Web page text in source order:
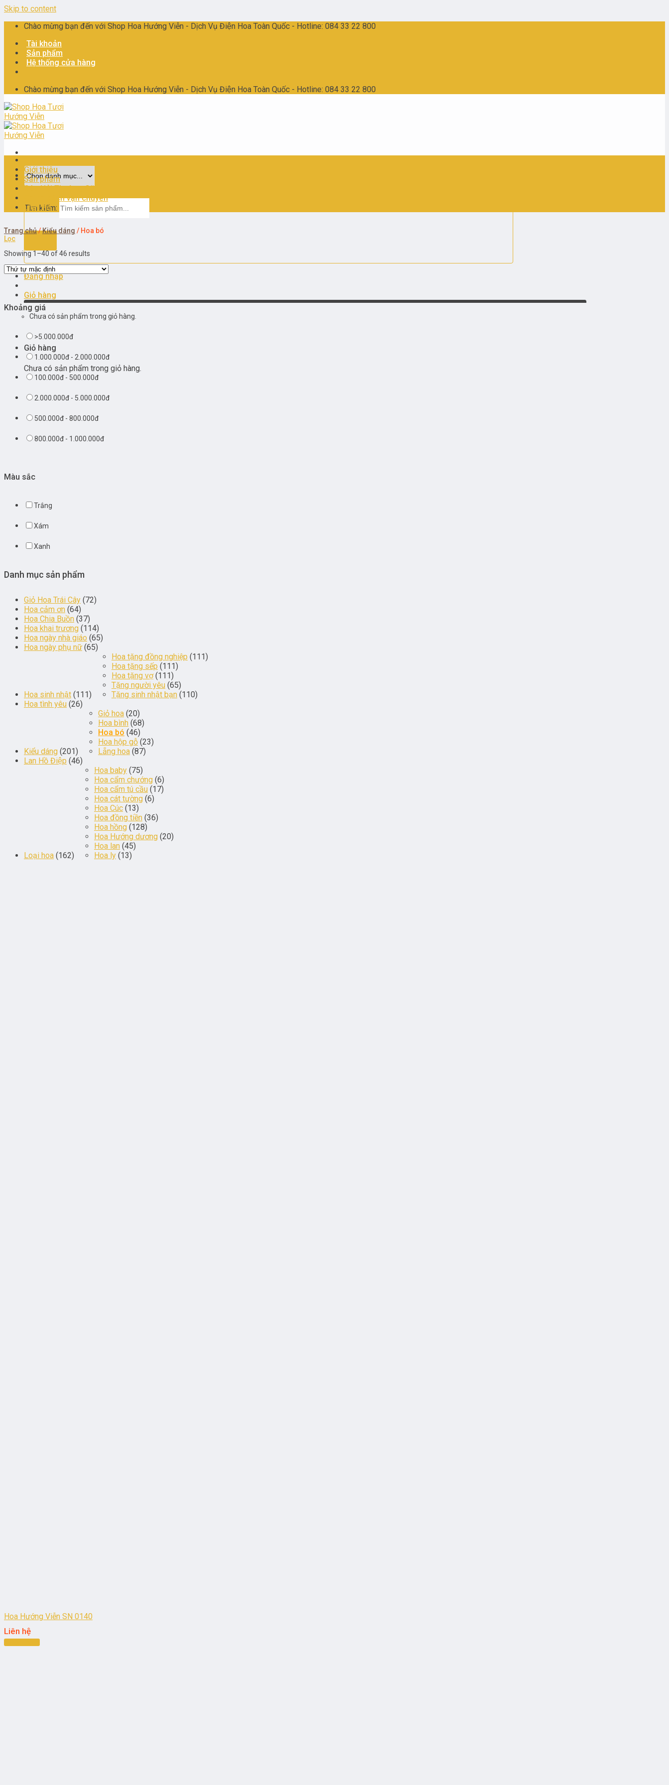
Skip to content
Chào mừng bạn đến với Shop Hoa Hướng Viễn - Dịch Vụ Điện Hoa Toàn Quốc - Hotline: 084 33 22 800
Tài khoản
Sản phẩm
Hệ thống cửa hàng
Chào mừng bạn đến với Shop Hoa Hướng Viễn - Dịch Vụ Điện Hoa Toàn Quốc - Hotline: 084 33 22 800
Tìm kiếm:
Đăng nhập
Giỏ hàng
Chưa có sản phẩm trong giỏ hàng.
Giỏ hàng
Chưa có sản phẩm trong giỏ hàng.
Giới thiệu
Sản phẩm
Câu Hỏi Thường Gặp
Chính sách vận chuyển
Liên Hệ
Trang chủ/Kiểu dáng / Hoa bó
Lọc
Showing 1–40 of 46 results
Khoảng giá
>5.000.000đ
1.000.000đ - 2.000.000đ
100.000đ - 500.000đ
2.000.000đ - 5.000.000đ
500.000đ - 800.000đ
800.000đ - 1.000.000đ
Màu sắc
Trắng
Xám
Xanh
Danh mục sản phẩm
Giỏ Hoa Trái Cây (72)
Hoa cảm ơn (64)
Hoa Chia Buồn (37)
Hoa khai trương (114)
Hoa ngày nhà giáo (65)
Hoa ngày phụ nữ (65)
Hoa sinh nhật (111)
Hoa tặng đồng nghiệp (111)
Hoa tặng sếp (111)
Hoa tặng vợ (111)
Tặng người yêu (65)
Tặng sinh nhật bạn (110)
Hoa tình yêu (26)
Kiểu dáng (201)
Giỏ hoa (20)
Hoa bình (68)
Hoa bó (46)
Hoa hộp gỗ (23)
Lẵng hoa (87)
Lan Hồ Điệp (46)
Loại hoa (162)
Hoa baby (75)
Hoa cẩm chướng (6)
Hoa cẩm tú cầu (17)
Hoa cát tường (6)
Hoa Cúc (13)
Hoa đồng tiền (36)
Hoa hồng (128)
Hoa Hướng dương (20)
Hoa lan (45)
Hoa ly (13)
Hoa Hướng Viễn SN 0140
Liên hệ